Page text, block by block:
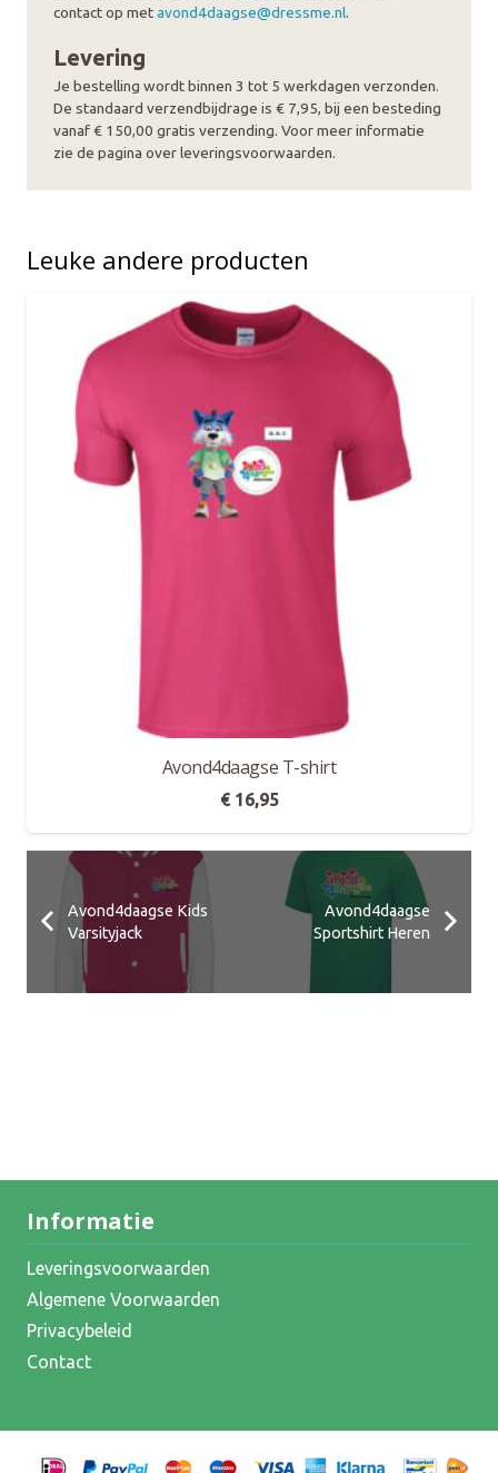
contact op metavond4daagse@dressme.nl.
Levering
Je bestelling wordt binnen 3 tot 5 werkdagen verzonden.
De standaard verzendbijdrage is € 7,95, bij een besteding
vanaf € 150,00 gratis verzending. Voor meer informatie
zie de pagina over leveringsvoorwaarden.
Leuke andere producten
Avond4daagse T-shirt
€16,95
Avond4daagse Kids
Varsityjack
Avond4daagse
Sportshirt Heren
Informatie
Leveringsvoorwaarden
Algemene Voorwaarden
Privacybeleid
Contact